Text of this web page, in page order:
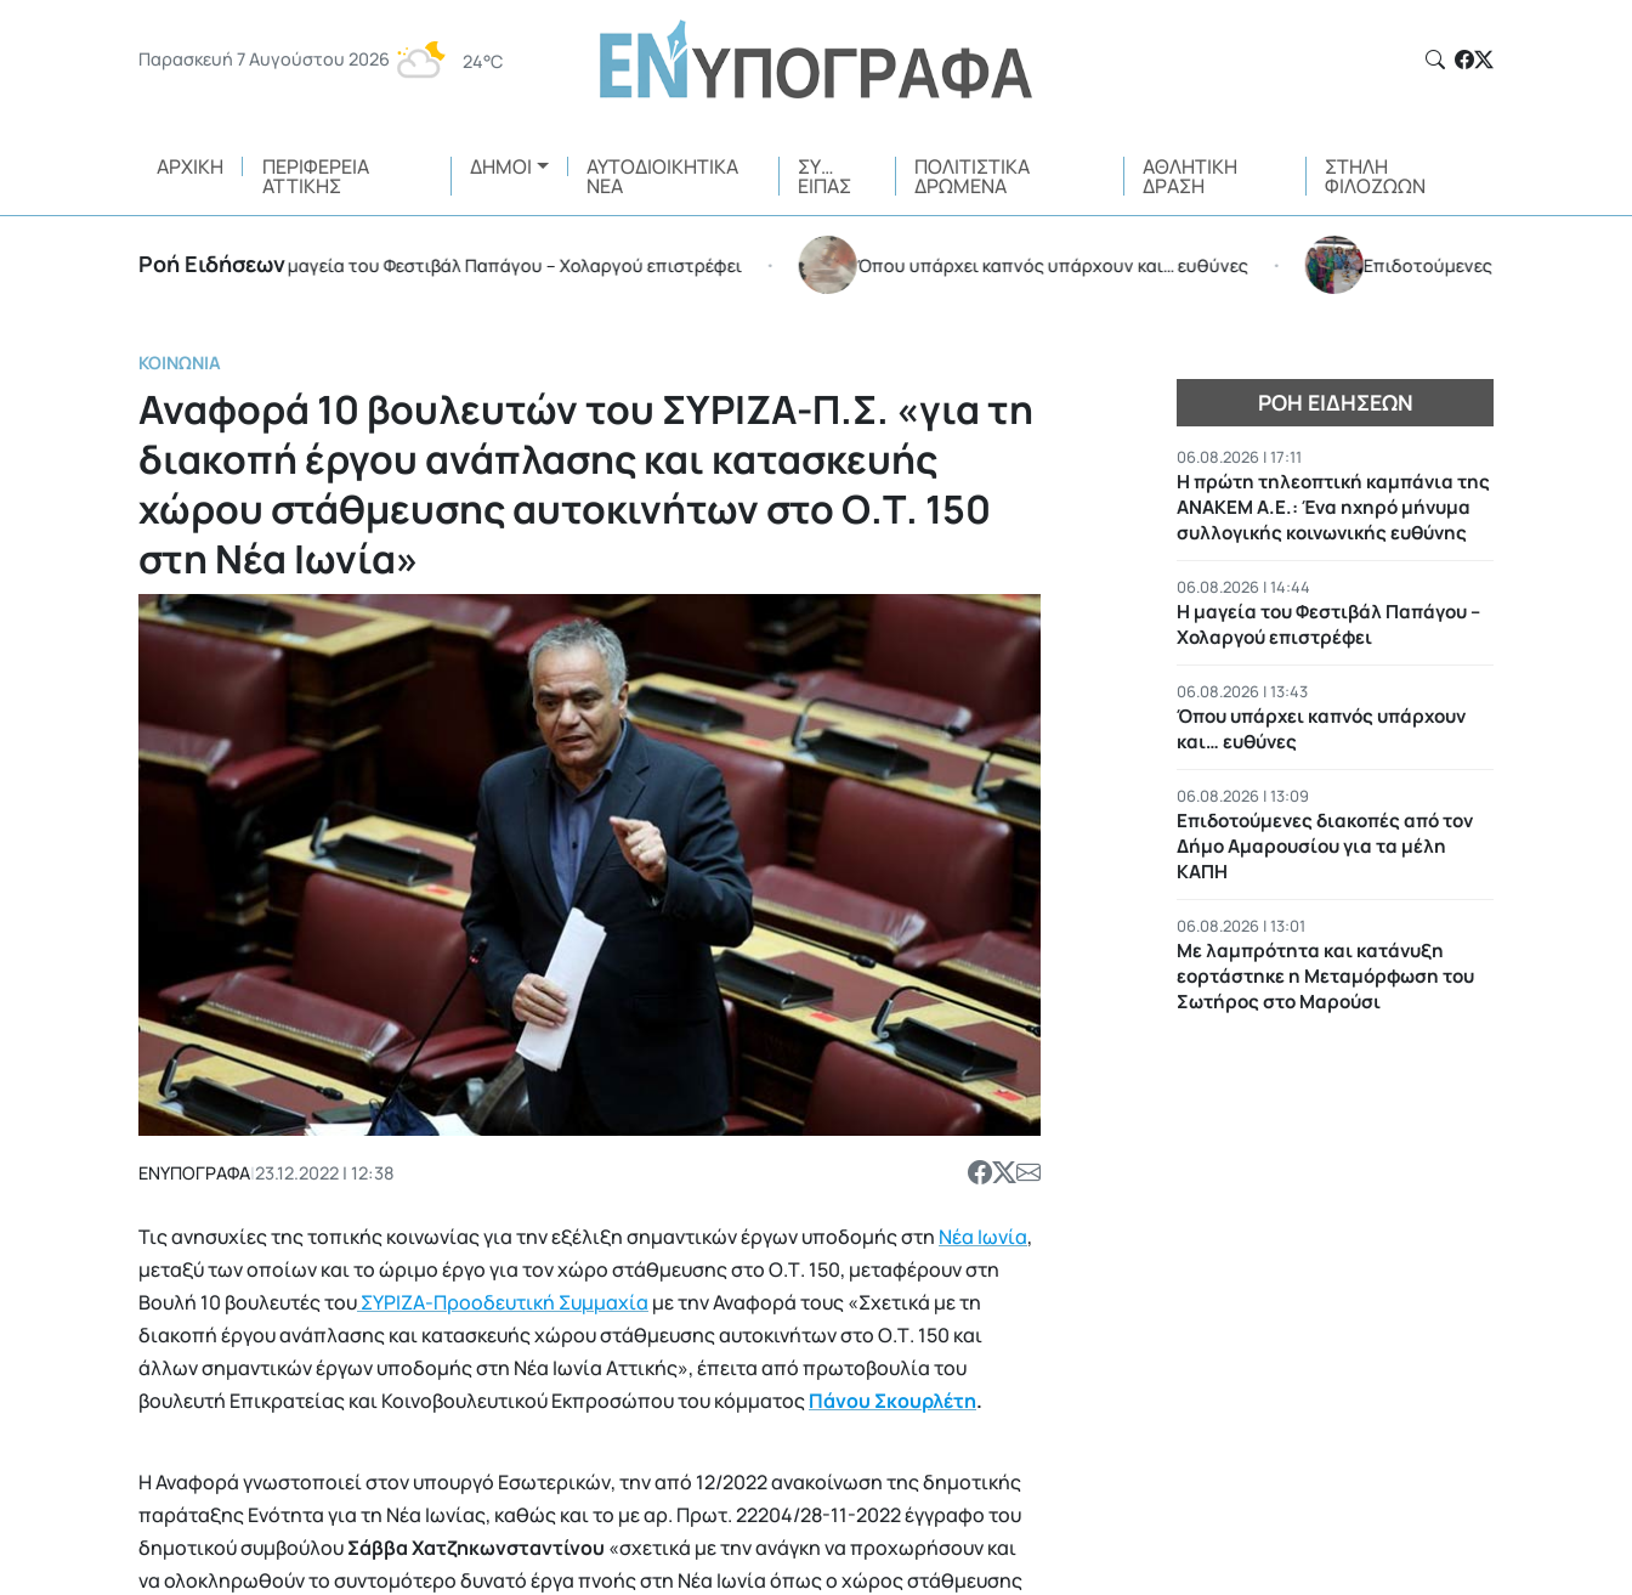
Παρασκευή 7 Αυγούστου 2026 24°C
ΑΡΧΙΚΉ ΠΕΡΙΦΈΡΕΙΑ
ΑΤΤΙΚΉΣ
ΔΉΜΟΙ ΑΥΤΟΔΙΟΙΚΗΤΙΚΆ
ΝΈΑ
ΣΥ…
ΕΊΠΑΣ
ΠΟΛΙΤΙΣΤΙΚΆ
ΔΡΏΜΕΝΑ
ΑΘΛΗΤΙΚΉ
ΔΡΆΣΗ
ΣΤΉΛΗ
ΦΙΛΌΖΩΩΝ
Ροή Ειδήσεων
Η μαγεία του Φεστιβάλ Παπάγου – Χολαργού επιστρέφει • Όπου υπάρχει καπνός υπάρχουν και… ευθύνες • Επιδοτούμενες διακοπές από τον
ΚΟΙΝΩΝΊΑ
Αναφορά 10 βουλευτών του ΣΥΡΙΖΑ-Π.Σ. «για τη
διακοπή έργου ανάπλασης και κατασκευής
χώρου στάθμευσης αυτοκινήτων στο Ο.Τ. 150
στη Νέα Ιωνία»
ΕΝΥΠΟΓΡΑΦΑ|23.12.2022 | 12:38
Τις ανησυχίες της τοπικής κοινωνίας για την εξέλιξη σημαντικών έργων υποδομής στη Νέα Ιωνία,
μεταξύ των οποίων και το ώριμο έργο για τον χώρο στάθμευσης στο Ο.Τ. 150, μεταφέρουν στη
Βουλή 10 βουλευτές τουΣΥΡΙΖΑ-Προοδευτική Συμμαχία με την Αναφορά τους «Σχετικά με τη
διακοπή έργου ανάπλασης και κατασκευής χώρου στάθμευσης αυτοκινήτων στο Ο.Τ. 150 και
άλλων σημαντικών έργων υποδομής στη Νέα Ιωνία Αττικής», έπειτα από πρωτοβουλία του
βουλευτή Επικρατείας και Κοινοβουλευτικού Εκπροσώπου του κόμματοςΠάνου Σκουρλέτη.
Η Αναφορά γνωστοποιεί στον υπουργό Εσωτερικών, την από 12/2022 ανακοίνωση της δημοτικής
παράταξης Ενότητα για τη Νέα Ιωνίας, καθώς και το με αρ. Πρωτ. 22204/28-11-2022 έγγραφο του
δημοτικού συμβούλουΣάββα Χατζηκωνσταντίνου «σχετικά με την ανάγκη να προχωρήσουν και
να ολοκληρωθούν το συντομότερο δυνατό έργα πνοής στη Νέα Ιωνία όπως ο χώρος στάθμευσης
ΡΟΉ ΕΙΔΉΣΕΩΝ
06.08.2026 | 17:11
Η πρώτη τηλεοπτική καμπάνια της
ΑΝΑΚΕΜ Α.Ε.: Ένα ηχηρό μήνυμα
συλλογικής κοινωνικής ευθύνης
06.08.2026 | 14:44
Η μαγεία του Φεστιβάλ Παπάγου –
Χολαργού επιστρέφει
06.08.2026 | 13:43
Όπου υπάρχει καπνός υπάρχουν
και… ευθύνες
06.08.2026 | 13:09
Επιδοτούμενες διακοπές από τον
Δήμο Αμαρουσίου για τα μέλη
ΚΑΠΗ
06.08.2026 | 13:01
Με λαμπρότητα και κατάνυξη
εορτάστηκε η Μεταμόρφωση του
Σωτήρος στο Μαρούσι